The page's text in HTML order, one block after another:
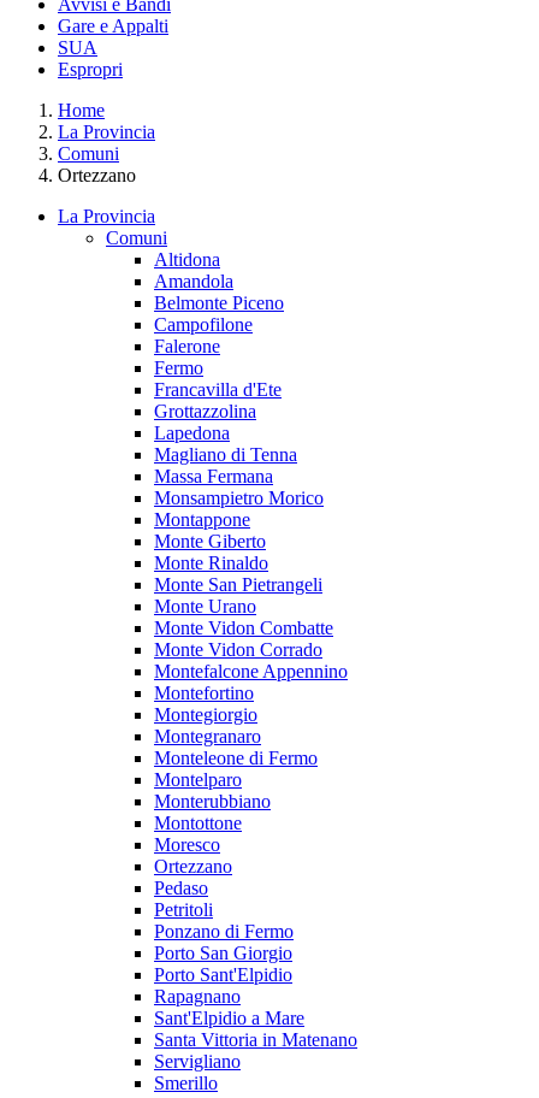
Avvisi e Bandi
Gare e Appalti
SUA
Espropri
Home
La Provincia
Comuni
Ortezzano
La Provincia
Comuni
Altidona
Amandola
Belmonte Piceno
Campofilone
Falerone
Fermo
Francavilla d'Ete
Grottazzolina
Lapedona
Magliano di Tenna
Massa Fermana
Monsampietro Morico
Montappone
Monte Giberto
Monte Rinaldo
Monte San Pietrangeli
Monte Urano
Monte Vidon Combatte
Monte Vidon Corrado
Montefalcone Appennino
Montefortino
Montegiorgio
Montegranaro
Monteleone di Fermo
Montelparo
Monterubbiano
Montottone
Moresco
Ortezzano
Pedaso
Petritoli
Ponzano di Fermo
Porto San Giorgio
Porto Sant'Elpidio
Rapagnano
Sant'Elpidio a Mare
Santa Vittoria in Matenano
Servigliano
Smerillo